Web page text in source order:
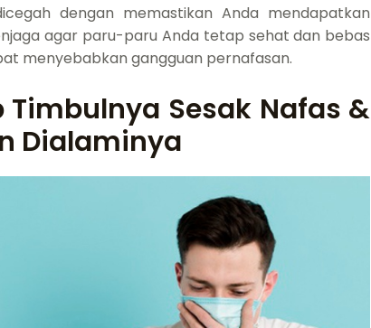
dengan memastikan Anda mendapatkan
agar paru-paru Anda tetap sehat dan bebas
menyebabkan gangguan pernafasan.
Timbulnya Sesak Nafas &
Dialaminya